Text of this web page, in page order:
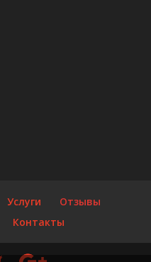
Услуги
Отзывы
Контакты